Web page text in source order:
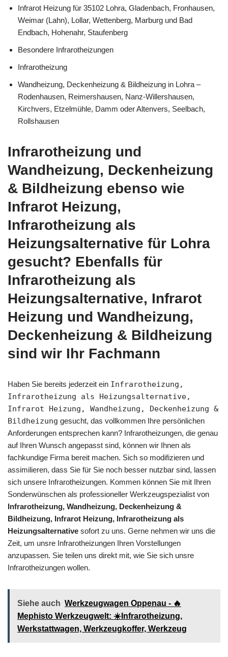
Infrarot Heizung für 35102 Lohra, Gladenbach, Fronhausen,
Weimar (Lahn), Lollar, Wettenberg, Marburg und Bad
Endbach, Hohenahr, Staufenberg
Besondere Infrarotheizungen
Infrarotheizung
Wandheizung, Deckenheizung & Bildheizung in Lohra –
Rodenhausen, Reimershausen, Nanz-Willershausen,
Kirchvers, Etzelmühle, Damm oder Altenvers, Seelbach,
Rollshausen
Infrarotheizung und
Wandheizung, Deckenheizung
& Bildheizung ebenso wie
Infrarot Heizung,
Infrarotheizung als
Heizungsalternative für Lohra
gesucht? Ebenfalls für
Infrarotheizung als
Heizungsalternative, Infrarot
Heizung und Wandheizung,
Deckenheizung & Bildheizung
sind wir Ihr Fachmann
Haben Sie bereits jederzeit ein Infrarotheizung,
Infrarotheizung als Heizungsalternative,
Infrarot Heizung, Wandheizung, Deckenheizung &
Bildheizung gesucht, das vollkommen Ihre persönlichen
Anforderungen entsprechen kann? Infrarotheizungen, die genau
auf Ihren Wunsch angepasst sind, können wir Ihnen als
fachkundige Firma bereit machen. Sich so modifizieren und
assimilieren, dass Sie für Sie noch besser nutzbar sind, lassen
sich unsere Infrarotheizungen. Kommen können Sie mit Ihren
Sonderwünschen als professioneller Werkzeugspezialist von
Infrarotheizung, Wandheizung, Deckenheizung &
Bildheizung, Infrarot Heizung, Infrarotheizung als
Heizungsalternative sofort zu uns. Gerne nehmen wir uns die
Zeit, um unsre Infrarotheizungen Ihren Vorstellungen
anzupassen. Sie teilen uns direkt mit, wie Sie sich unsre
Infrarotheizungen wollen.
Siehe auch Werkzeugwagen Oppenau - 🔥
Mephisto Werkzeugwelt: ☀️Infrarotheizung,
Werkstattwagen, Werkzeugkoffer, Werkzeug